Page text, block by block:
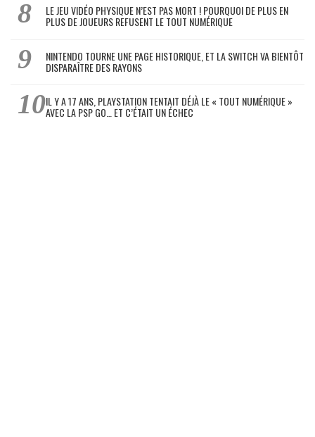
LE JEU VIDÉO PHYSIQUE N’EST PAS MORT ! POURQUOI DE PLUS EN
PLUS DE JOUEURS REFUSENT LE TOUT NUMÉRIQUE
NINTENDO TOURNE UNE PAGE HISTORIQUE, ET LA SWITCH VA BIENTÔT
DISPARAÎTRE DES RAYONS
IL Y A 17 ANS, PLAYSTATION TENTAIT DÉJÀ LE « TOUT NUMÉRIQUE »
AVEC LA PSP GO… ET C’ÉTAIT UN ÉCHEC